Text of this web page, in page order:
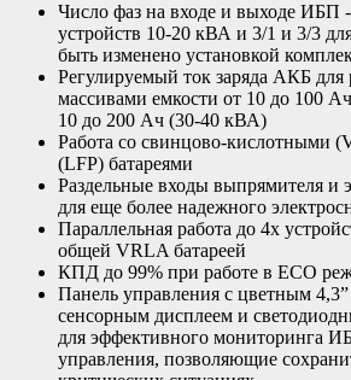
Число фаз на входе и выходе ИБП
устройств 10-20 кВА и 3/1 и 3/3
быть изменено установкой
Регулируемый ток заряда АКБ
массивами емкости от 10 до 100
10 до 200 Ач (30-40 кВА)
Работа со свинцово-кислотными
(LFP) батареями
Раздельные входы выпрямителя и
для еще более надежного
Параллельная работа до 4х
общей VRLA батареей
КПД до 99% при работе в ECO
Панель управления с цветным
сенсорным дисплеем и
для эффективного мониторинга
управления, позволяющие